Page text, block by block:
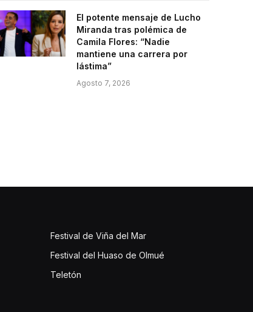
El potente mensaje de Lucho
Miranda tras polémica de
Camila Flores: “Nadie
mantiene una carrera por
lástima”
Agosto 7, 2026
Festival de Viña del Mar
Festival del Huaso de Olmué
Teletón